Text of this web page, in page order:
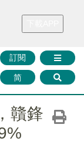
財華證券 媒體矩陣
訂閱
简
贛鋒